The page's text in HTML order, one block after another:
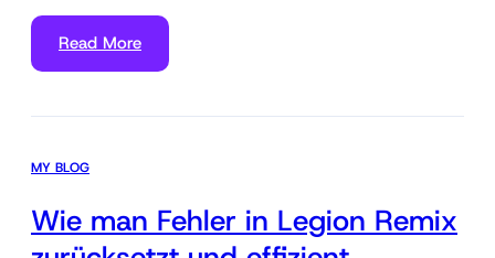
Read More
MY BLOG
Wie man Fehler in Legion Remix